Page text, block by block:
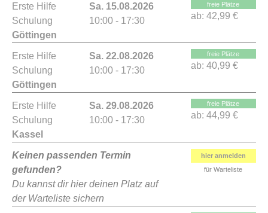
Erste Hilfe
Schulung
Göttingen
Sa. 15.08.2026
10:00 - 17:30
freie Plätze
ab: 42,99 €
Erste Hilfe
Schulung
Göttingen
Sa. 22.08.2026
10:00 - 17:30
freie Plätze
ab: 40,99 €
Erste Hilfe
Schulung
Kassel
Sa. 29.08.2026
10:00 - 17:30
freie Plätze
ab: 44,99 €
Keinen passenden Termin
gefunden?
Du kannst dir hier deinen Platz auf
der Warteliste sichern
hier anmelden
für Warteliste